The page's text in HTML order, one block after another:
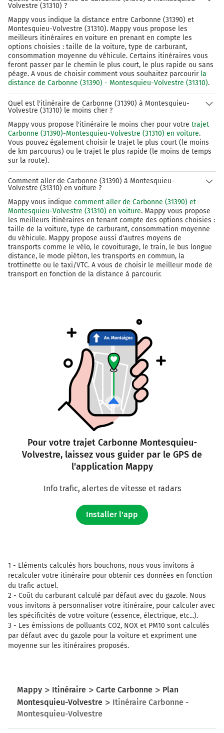
Volvestre (31310) ?
Mappy vous indique la distance entre Carbonne (31390) et
Montesquieu-Volvestre (31310). Mappy vous propose les
meilleurs itinéraires en voiture en prenant en compte les
options choisies : taille de la voiture, type de carburant,
consommation moyenne du véhicule. Certains itinéraires vous
feront passer par le chemin le plus court, le plus rapide ou sans
péage. A vous de choisir comment vous souhaitez parcourir la
distance de Carbonne (31390) - Montesquieu-Volvestre (31310).
Quel est l'itinéraire de Carbonne (31390) à Montesquieu-
Volvestre (31310) le moins cher ?
Mappy vous propose l'itinéraire le moins cher pour votre trajet
Carbonne (31390)-Montesquieu-Volvestre (31310) en voiture.
Vous pouvez également choisir le trajet le plus court (le moins
de km parcourus) ou le trajet le plus rapide (le moins de temps
sur la route).
Comment aller de Carbonne (31390) à Montesquieu-
Volvestre (31310) en voiture ?
Mappy vous indique comment aller de Carbonne (31390) et
Montesquieu-Volvestre (31310) en voiture. Mappy vous propose
les meilleurs itinéraires en tenant compte des options choisies :
taille de la voiture, type de carburant, consommation moyenne
du véhicule. Mappy propose aussi d'autres moyens de
transports comme le vélo, le covoiturage, le train, le bus longue
distance, le mode piéton, les transports en commun, la
trottinette ou le taxi/VTC. A vous de choisir le meilleur mode de
transport en fonction de la distance à parcourir.
Pour votre trajet Carbonne Montesquieu-
Volvestre, laissez vous guider par le GPS de
l'application Mappy
Info trafic, alertes de vitesse et radars
Installer l'app
1 - Eléments calculés hors bouchons, nous vous invitons à
recalculer votre itinéraire pour obtenir ces données en fonction
du trafic actuel.
2 - Coût du carburant calculé par défaut avec du gazole. Nous
vous invitons à personnaliser votre itinéraire, pour calculer avec
les spécificités de votre voiture (essence, électrique, etc...).
3 - Les émissions de polluants CO2, NOX et PM10 sont calculés
par défaut avec du gazole pour la voiture et expriment une
moyenne sur les itinéraires proposés.
Mappy Itinéraire Carte Carbonne
Plan
Montesquieu-Volvestre
Itinéraire Carbonne -
Montesquieu-Volvestre